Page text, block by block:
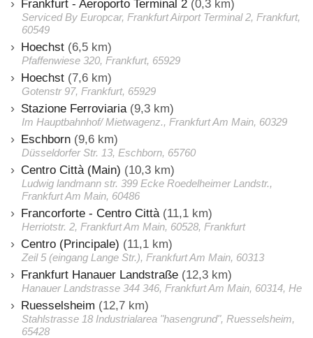
Frankfurt - Aeroporto Terminal 2 (0,3 km)
Serviced By Europcar, Frankfurt Airport Terminal 2, Frankfurt,
60549
Hoechst (6,5 km)
Pfaffenwiese 320, Frankfurt, 65929
Hoechst (7,6 km)
Gotenstr 97, Frankfurt, 65929
Stazione Ferroviaria (9,3 km)
Im Hauptbahnhof/ Mietwagenz., Frankfurt Am Main, 60329
Eschborn (9,6 km)
Düsseldorfer Str. 13, Eschborn, 65760
Centro Città (Main) (10,3 km)
Ludwig landmann str. 399 Ecke Roedelheimer Landstr.,
Frankfurt Am Main, 60486
Francorforte - Centro Città (11,1 km)
Herriotstr. 2, Frankfurt Am Main, 60528, Frankfurt
Centro (Principale) (11,1 km)
Zeil 5 (eingang Lange Str.), Frankfurt Am Main, 60313
Frankfurt Hanauer Landstraße (12,3 km)
Hanauer Landstrasse 344 346, Frankfurt Am Main, 60314, He
Ruesselsheim (12,7 km)
Stahlstrasse 18 Industrialarea "hasengrund", Ruesselsheim,
65428